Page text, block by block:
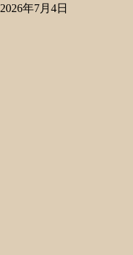
2026年7月4日